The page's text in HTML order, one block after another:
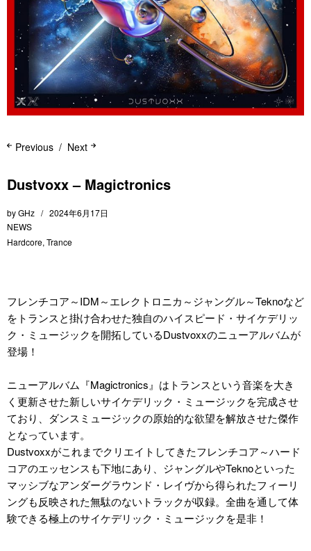
Next
Previous
Dustvoxx – Magictronics
byGHz
2024年6月17日
NEWS
Hardcore, Trance
フレンチコア～IDM～エレクトロニカ～ジャングル～Teknoなど
をトランスと掛け合わせた独自のハイスピード・サイケデリッ
ク・ミュージックを開拓しているDustvoxxのニューアルバムが
登場！
ニューアルバム『Magictronics』はトランスという音楽を大き
く更新させた新しいサイケデリック・ミュージックを完成させ
ており、ダンスミュージックの原始的な欲望を解放させた傑作
となっています。
Dustvoxxがこれまでクリエイトしてきたフレンチコア～ハード
コアのエッセンスも下地にあり、ジャングルやTeknoといった
マッシブなアンダーグラウンド・レイヴから得られたフィーリ
ングも反映された無駄のないトラックが収録。全曲を通して体
験できる極上のサイケデリック・ミュージックを是非！